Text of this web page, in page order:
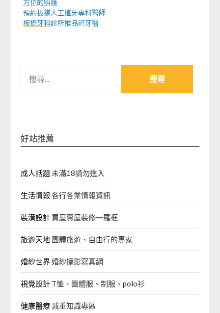
方位的照護
預約板橋人工植牙專科醫師
板橋牙科診所推品軒牙醫
關
好站推薦
成人話題 未滿18請勿進入
生活情報 各行各業情報資訊
裝潢設計 買屋賣屋裝修一羅框
旅遊天地 團體旅遊、自由行的專家‎
婚紗世界婚紗攝影寫真網
視覺設計 T恤、團體服、制服、polo衫
健康醫療減重知識專區